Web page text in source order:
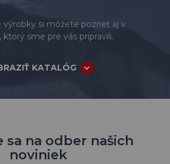
výrobky si môžete pozrieť aj v
ktorý sme pre vás pripravili.
KATALÓG
sa na odber našich
noviniek